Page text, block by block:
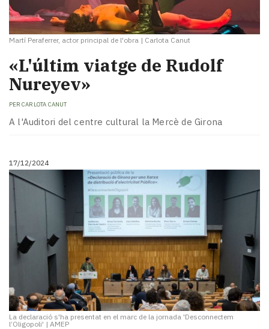
Martí Peraferrer, actor principal de l'obra | Carlota Canut
«L'últim viatge de Rudolf
Nureyev»
PER CARLOTA CANUT
A l'Auditori del centre cultural la Mercè de Girona
17/12/2024
La declaració s'ha presentat en el marc de la jornada 'Desconnectem
l’Oligopoli' | AMEP